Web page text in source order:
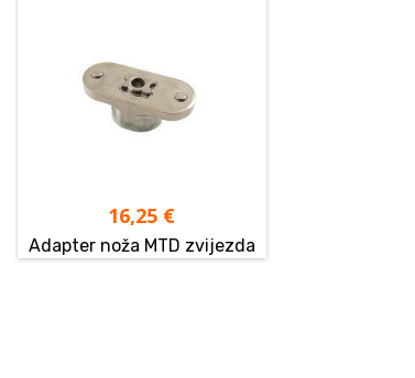
16,25 €
Adapter noža MTD zvijezda